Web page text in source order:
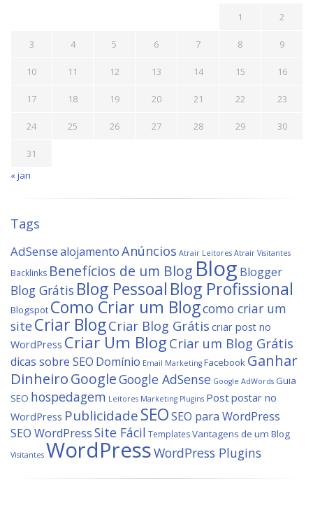
1 2
3 4 5 6 7 8 9
10 11 12 13 14 15 16
17 18 19 20 21 22 23
24 25 26 27 28 29 30
31
« jan
Tags
AdSensealojamentoAnúncios Atrair Leitores Atrair Visitantes
Backlinks Benefícios de um Blog Blog Blogger
Blog Grátis Blog Pessoal Blog Profissional
Blogspot Como Criar um Blogcomo criar um
siteCriar BlogCriar Blog Grátis criar post no
WordPress Criar Um Blog Criar um Blog Grátis
dicas sobre SEO Domínio Email Marketing Facebook Ganhar
DinheiroGoogleGoogle AdSense Google AdWords Guia
SEO hospedagem Leitores Marketing Plugins Postpostar no
WordPress PublicidadeSEOSEO para WordPress
SEO WordPressSite Fácil TemplatesVantagens de um Blog
Visitantes WordPressWordPress Plugins